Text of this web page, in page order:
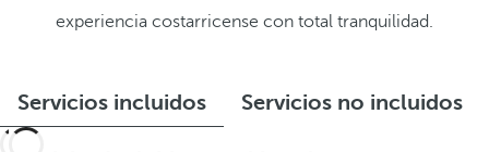
experiencia costarricense con total tranquilidad.
Servicios incluidos Servicios no incluidos